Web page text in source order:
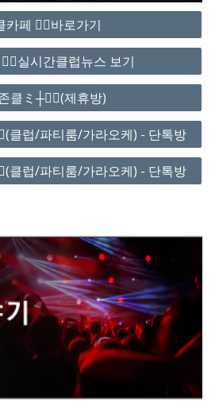
카페 ❤️‍🔥바로가기
실시간클럽뉴스 보기
클ミ┼❤️‍🔥(제휴방)
클럽/파티룸/가라오케) - 단톡방
클럽/파티룸/가라오케) - 단톡방